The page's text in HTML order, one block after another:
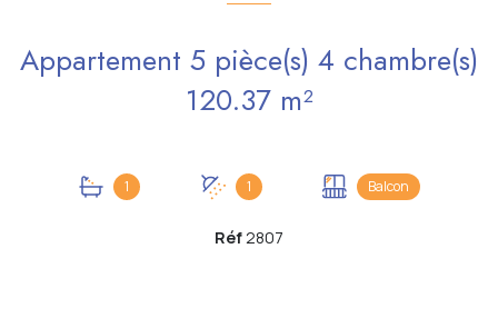
Appartement 5 pièce(s) 4 chambre(s)
120.37 m²
1 1 Balcon
Réf2807